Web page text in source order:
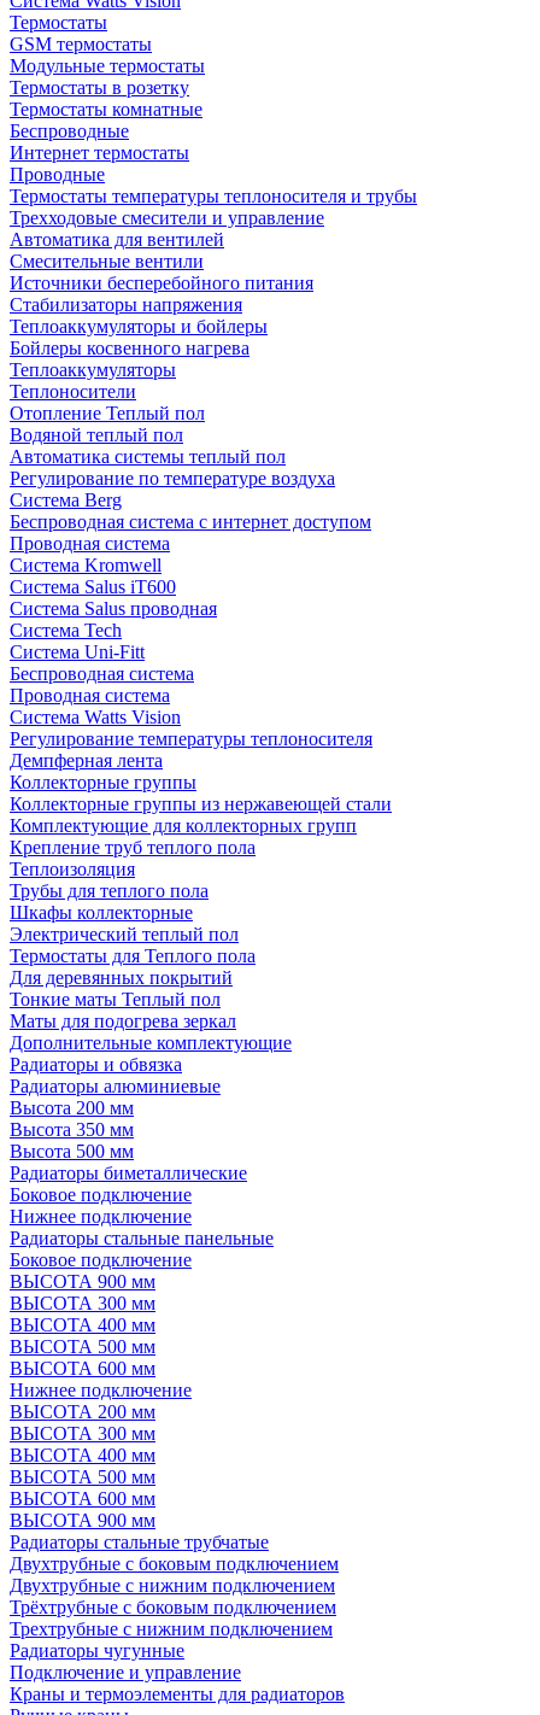
Термостаты
GSM термостаты
Модульные термостаты
Термостаты в розетку
Термостаты комнатные
Беспроводные
Интернет термостаты
Проводные
Термостаты температуры теплоносителя и трубы
Трехходовые смесители и управление
Автоматика для вентилей
Смесительные вентили
Источники бесперебойного питания
Стабилизаторы напряжения
Теплоаккумуляторы и бойлеры
Бойлеры косвенного нагрева
Теплоаккумуляторы
Теплоносители
Отопление Теплый пол
Водяной теплый пол
Автоматика системы теплый пол
Регулирование по температуре воздуха
Система Berg
Беспроводная система с интернет доступом
Проводная система
Система Kromwell
Система Salus iT600
Система Salus проводная
Система Tech
Система Uni-Fitt
Беспроводная система
Проводная система
Система Watts Vision
Регулирование температуры теплоносителя
Демпферная лента
Коллекторные группы
Коллекторные группы из нержавеющей стали
Комплектующие для коллекторных групп
Крепление труб теплого пола
Теплоизоляция
Трубы для теплого пола
Шкафы коллекторные
Электрический теплый пол
Термостаты для Теплого пола
Для деревянных покрытий
Тонкие маты Теплый пол
Маты для подогрева зеркал
Дополнительные комплектующие
Радиаторы и обвязка
Радиаторы алюминиевые
Высота 200 мм
Высота 350 мм
Высота 500 мм
Радиаторы биметаллические
Боковое подключение
Нижнее подключение
Радиаторы стальные панельные
Боковое подключение
ВЫСОТА 900 мм
ВЫСОТА 300 мм
ВЫСОТА 400 мм
ВЫСОТА 500 мм
ВЫСОТА 600 мм
Нижнее подключение
ВЫСОТА 200 мм
ВЫСОТА 300 мм
ВЫСОТА 400 мм
ВЫСОТА 500 мм
ВЫСОТА 600 мм
ВЫСОТА 900 мм
Радиаторы стальные трубчатые
Двухтрубные с боковым подключением
Двухтрубные с нижним подключением
Трёхтрубные с боковым подключением
Трехтрубные с нижним подключением
Радиаторы чугунные
Подключение и управление
Краны и термоэлементы для радиаторов